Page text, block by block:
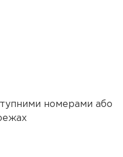
номерами або